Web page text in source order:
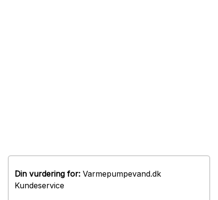
Din vurdering for: Varmepumpevand.dk
Kundeservice